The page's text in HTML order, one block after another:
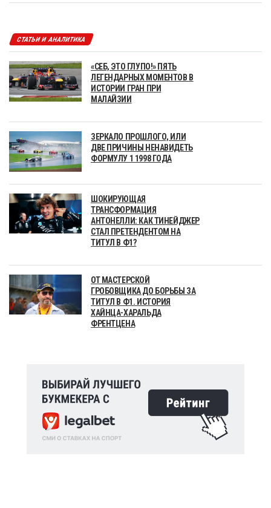
СТАТЬИ И АНАЛИТИКА
«СЕБ, ЭТО ГЛУПО!» ПЯТЬ
ЛЕГЕНДАРНЫХ МОМЕНТОВ В
ИСТОРИИ ГРАН ПРИ
МАЛАЙЗИИ
ЗЕРКАЛО ПРОШЛОГО, ИЛИ
ДВЕ ПРИЧИНЫ НЕНАВИДЕТЬ
ФОРМУЛУ 1 1998 ГОДА
ШОКИРУЮЩАЯ
ТРАНСФОРМАЦИЯ
АНТОНЕЛЛИ: КАК ТИНЕЙДЖЕР
СТАЛ ПРЕТЕНДЕНТОМ НА
ТИТУЛ В Ф1?
ОТ МАСТЕРСКОЙ
ГРОБОВЩИКА ДО БОРЬБЫ ЗА
ТИТУЛ В Ф1. ИСТОРИЯ
ХАЙНЦА-ХАРАЛЬДА
ФРЕНТЦЕНА